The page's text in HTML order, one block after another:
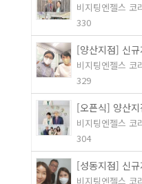
비지팅엔젤스
330
[양산지점] 신
비지팅엔젤스
329
[오픈식] 양산
비지팅엔젤스
304
[성동지점] 신
비지팅엔젤스